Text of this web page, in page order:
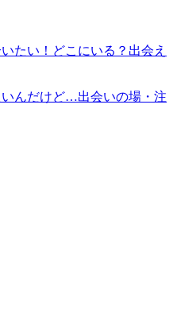
たい！どこにいる？出会え
んだけど…出会いの場・注